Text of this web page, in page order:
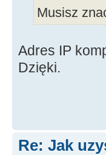
Musisz
Adres IP
Dzięki.
Re: Jak